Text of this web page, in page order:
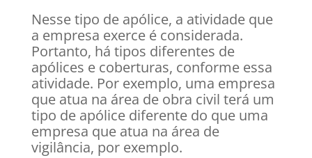
Nesse tipo de apólice, a atividade que
a empresa exerce é considerada.
Portanto, há tipos diferentes de
apólices e coberturas, conforme essa
atividade. Por exemplo, uma empresa
que atua na área de obra civil terá um
tipo de apólice diferente do que uma
empresa que atua na área de
vigilância, por exemplo.